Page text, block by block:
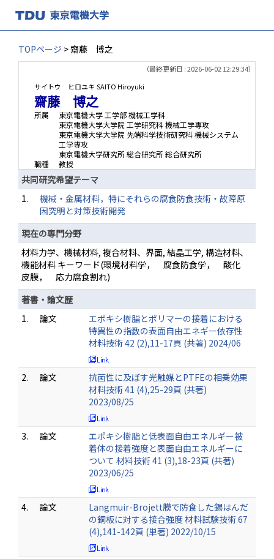
TOPページ > 齋藤 博之
（最終更新日 : 2026-06-02 12:29:34）
サイトウ ヒロユキ SAITO Hiroyuki
齋藤 博之
所属
東京電機大学 工学部 機械工学科
東京電機大学大学院 工学研究科 機械工学専攻
東京電機大学大学院 先端科学技術研究科 機械システム
工学専攻
東京電機大学研究所 総合研究所 総合研究所
職種
教授
共同研究希望テーマ
1.
機械・金属材料，特にそれらの腐食防食技術・故障原
因究明と対策技術開発
現在の専門分野
材料力学、機械材料, 複合材料、界面, 結晶工学, 構造材料、
機能材料 キーワード(環境材料学， 腐食防食学， 酸化
皮膜， 応力腐食割れ)
著書・論文歴
1.
論文
エポキシ樹脂とポリマーの接着における
特異性の指数の表面自由エネギー依存性
材料技術 42 (2),11-17頁 (共著) 2024/06
2. 論文
抗菌性に及ぼす光触媒とPTFEの相乗効果
材料技術 41 (4),25-29頁 (共著)
2023/08/25
3. 論文
エポキシ樹脂と低表面自由エネルギー被
着体の接着強度と表面自由エネルギーに
ついて 材料技術 41 (3),18-23頁 (共著)
2023/06/25
4. 論文
Langmuir-Brojett膜で防食した錫はんだ
の銅板に対する接合強度 材料試験技術 67
(4),141-142頁 (単著) 2022/10/15